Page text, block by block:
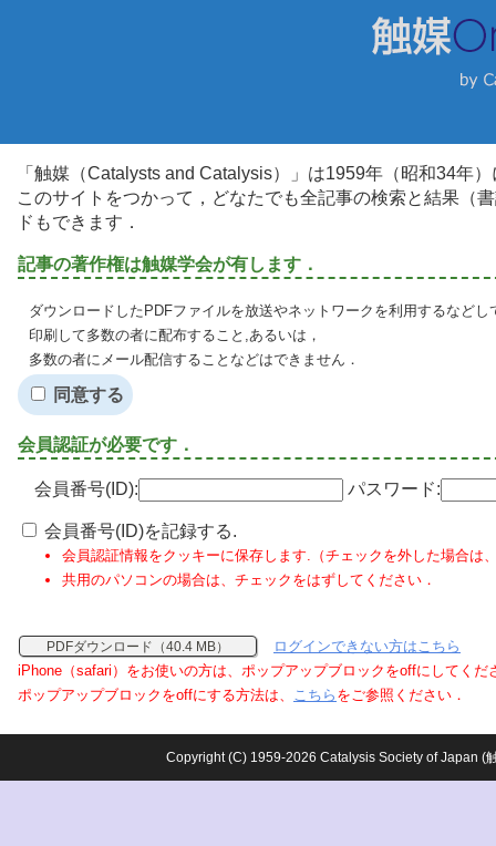
「触媒（Catalysts and Catalysis）」は1959年（昭和34年
このサイトをつかって，どなたでも全記事の検索と結果（
ドもできます．
記事の著作権は触媒学会が有します．
ダウンロードしたPDFファイルを放送やネットワークを利用するなど
印刷して多数の者に配布すること,あるいは，
多数の者にメール配信することなどはできません．
同意する
会員認証が必要です．
会員番号(ID): パスワード:
会員番号(ID)を記録する.
会員認証情報をクッキーに保存します.（チェックを外した場合は
共用のパソコンの場合は、チェックをはずしてください．
PDFダウンロード（40.4 MB）
ログインできない方はこちら
iPhone（safari）をお使いの方は、ポップアップブロックをoffにしてくだ
ポップアップブロックをoffにする方法は、 こちら をご参照ください．
Copyright (C) 1959-2026 Catalysis Society of Japan (